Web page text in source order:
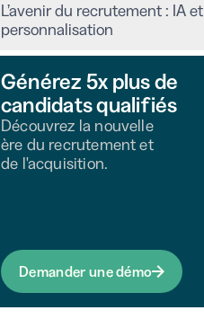
L’avenir du recrutement : IA et
personnalisation
Générez 5x plus de
candidats qualifiés
Découvrez la nouvelle
ère du recrutement et
de l'acquisition.
Demander une démo